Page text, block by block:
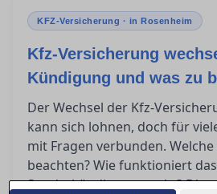
KFZ-Versicherung · in Rosenheim
Kfz-Versicherung
Kündigung und was zu
Der Wechsel der Kfz-
kann sich lohnen, doch für
mit Fragen verbunden.
beachten? Wie funktioniert das
Sonderkündigungsrecht?